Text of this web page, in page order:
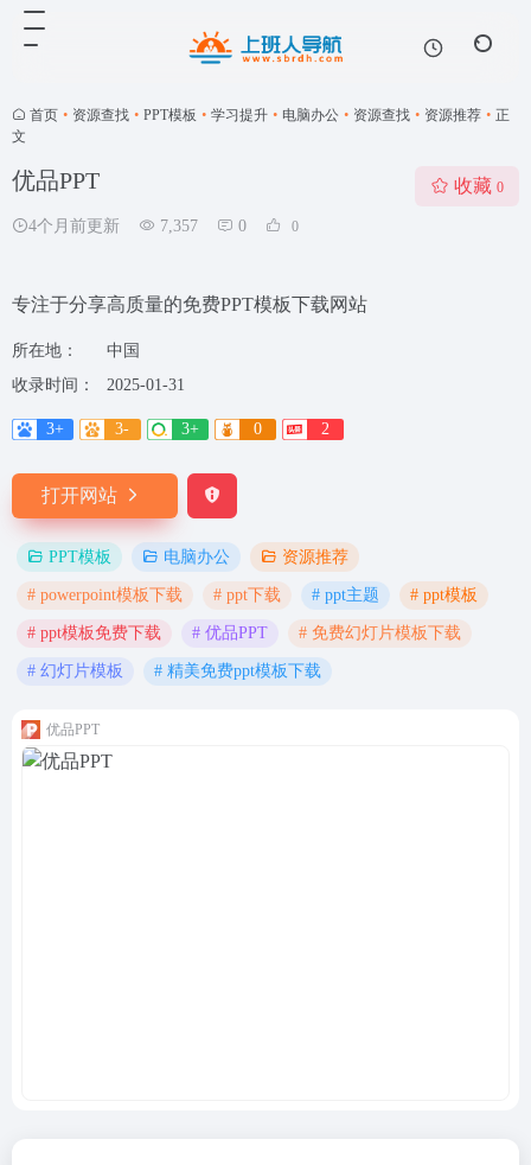
首页 • 资源查找 • PPT模板 • 学习提升 • 电脑办公 • 资源查找 • 资源推荐 • 正
文
优品PPT
4个月前更新 7,357 0 0
收藏 0
专注于分享高质量的免费PPT模板下载网站
所在地：
中国
收录时间：
2025-01-31
3+ 3- 3+ 0 2
打开网站
PPT模板 电脑办公 资源推荐
# powerpoint模板下载 # ppt下载 # ppt主题 # ppt模板
# ppt模板免费下载 # 优品PPT # 免费幻灯片模板下载
# 幻灯片模板 # 精美免费ppt模板下载
优品PPT